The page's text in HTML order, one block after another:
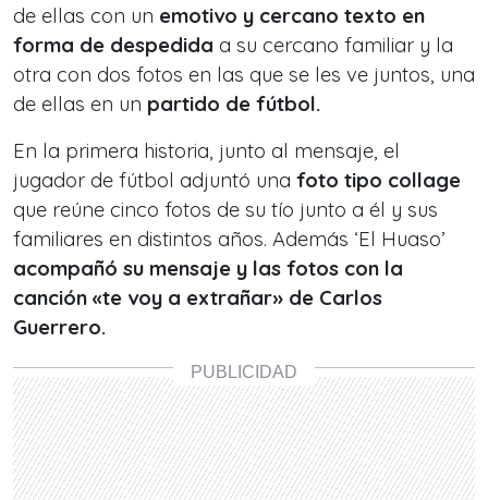
de ellas con un emotivo y cercano texto en
forma de despedida a su cercano familiar y la
otra con dos fotos en las que se les ve juntos, una
de ellas en un partido de fútbol.
En la primera historia, junto al mensaje, el
jugador de fútbol adjuntó una foto tipo collage
que reúne cinco fotos de su tío junto a él y sus
familiares en distintos años. Además ‘El Huaso’
acompañó su mensaje y las fotos con la
canción «te voy a extrañar» de Carlos
Guerrero.